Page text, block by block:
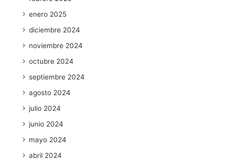
enero 2025
diciembre 2024
noviembre 2024
octubre 2024
septiembre 2024
agosto 2024
julio 2024
junio 2024
mayo 2024
abril 2024